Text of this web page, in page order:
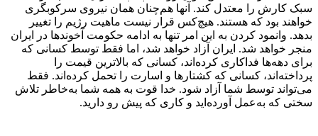
سبک کارش را معتدل کند. آنها هم‌چنان همان نیروی سرکوبگری
خواهند بود که هستند. هیچ‌کس قرار نیست ماهیت رژیم را تغییر
بدهد. وانمود کردن به این امر تنها به ادامه حکومت آخوندها در ایران
منجر خواهد شد. ایران آزاد خواهد شد، اما فقط توسط کسانی که
برای دهه‌ها فداکاری کرده‌اند، کسانی که بالاترین قیمت را
پرداخته‌اند، کسانی که کشتارها و اسارت را تحمل کرده‌اند. فقط
می‌تواند توسط شما آزاد شود. خدا قوت به همه شما به‌خاطر تلاش
سختی که به‌عمل آورده‌اید و کاری که پیش رو دارید.